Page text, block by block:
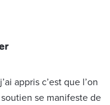
appris c’est que l’on
se manifeste de